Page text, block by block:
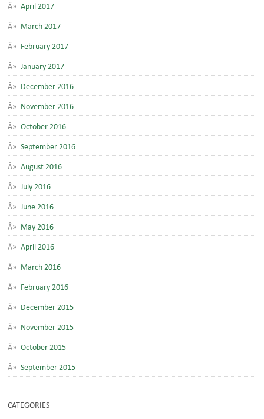
April 2017
March 2017
February 2017
January 2017
December 2016
November 2016
October 2016
September 2016
August 2016
July 2016
June 2016
May 2016
April 2016
March 2016
February 2016
December 2015
November 2015
October 2015
September 2015
CATEGORIES